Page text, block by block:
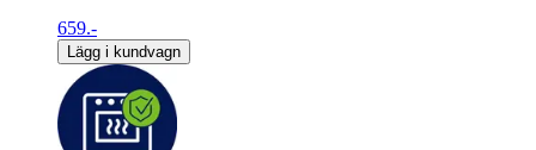
659.-
Lägg i kundvagn